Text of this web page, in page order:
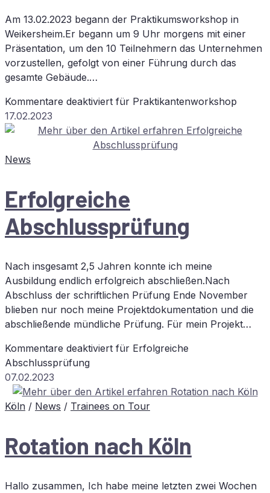
Am 13.02.2023 begann der Praktikumsworkshop in
Weikersheim.Er begann um 9 Uhr morgens mit einer
Präsentation, um den 10 Teilnehmern das Unternehmen
vorzustellen, gefolgt von einer Führung durch das
gesamte Gebäude.…
Kommentare deaktiviert für Prak­ti­kan­ten­work­shop
17.02.2023
News
Er­folg­rei­che
Abschlussprüfung
Nach insgesamt 2,5 Jahren konnte ich meine
Ausbildung endlich erfolgreich abschließen.Nach
Abschluss der schriftlichen Prüfung Ende November
blieben nur noch meine Projektdokumentation und die
abschließende mündliche Prüfung. Für mein Projekt…
Kommentare deaktiviert für Er­folg­rei­che
Abschlussprüfung
07.02.2023
Köln / News / Trainees on Tour
Ro­ta­ti­on nach Köln
Hallo zusammen, Ich habe meine letzten zwei Wochen